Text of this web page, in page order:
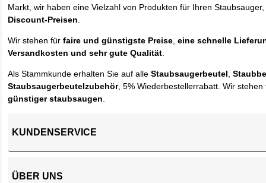
Markt, wir haben eine Vielzahl von Produkten für Ihren
Discount-Preisen
Wir stehen fürfaire und günstigste Preise ,eine schnelle
Versandkosten und sehr gute Qualität
Als Stammkunde erhalten Sie auf alleStaubsaugerbeutel ,
Staubsaugerbeutelzubehör, 5% Wiederbestellerrabatt. Wir
günstiger staubsaugen
KUNDENSERVICE
ÜBER UNS